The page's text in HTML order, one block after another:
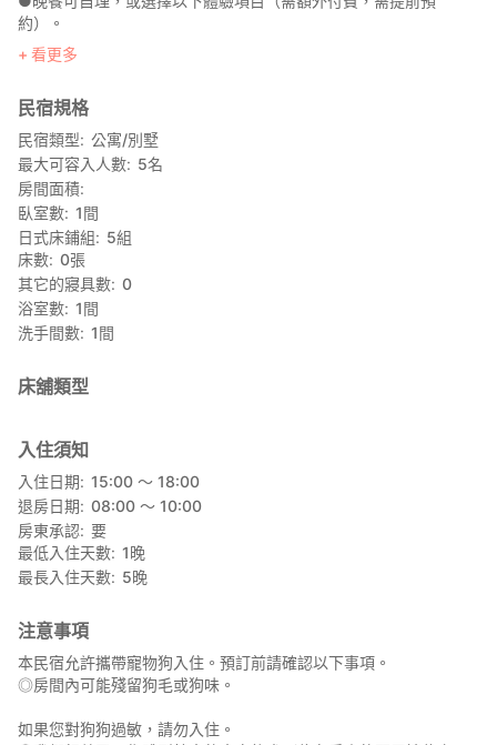
約）。
體驗菜單：
夏季提供戶外燒烤和素麵；冬季提供牡蠣、炭火烤肉和蔬菜；冬季
●日本國民請透過此連結申請。
https://stayjapan.com/area/okayama/bizen/pr/12278
看更多
民宿規格
民宿類型
公寓/別墅
最大可容入人數
5名
房間面積
臥室數 1間
日式床鋪組
5組
床數 0張
其它的寢具數 0
浴室數 1間
洗手間數 1間
床舖類型
入住須知
入住日期
15:00 〜 18:00
退房日期
08:00 〜 10:00
房東承認
要
最低入住天數 1晚
最長入住天數
5晚
注意事項
本民宿允許攜帶寵物狗入住。預訂前請確認以下事項。
◎房間內可能殘留狗毛或狗味。
如果您對狗狗過敏，請勿入住。